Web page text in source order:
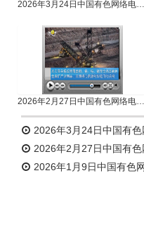
2026年3月24日中国有色网络电视新闻
2026年2月27日中国有色网络电视新闻
2026年3月24日中国有
2026年2月27日中国有
2026年1月9日中国有色